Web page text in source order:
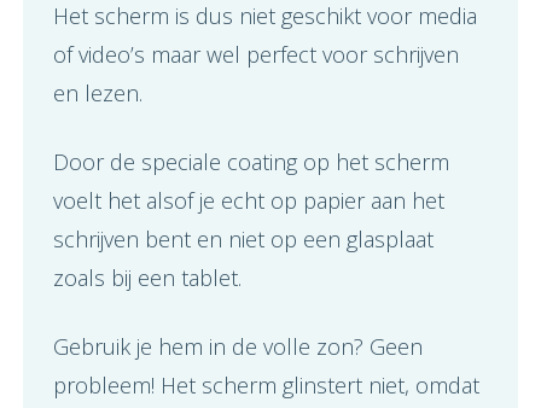
Het scherm is dus niet geschikt voor media
of video’s maar wel perfect voor schrijven
en lezen.
Door de speciale coating op het scherm
voelt het alsof je echt op papier aan het
schrijven bent en niet op een glasplaat
zoals bij een tablet.
Gebruik je hem in de volle zon? Geen
probleem! Het scherm glinstert niet, omdat